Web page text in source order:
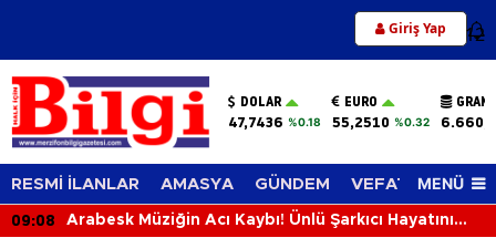
Giriş Yap 12
DOLAR
47,7436 %0.18
EURO
55,2510 %0.32
RESMİ İLANLAR AMASYA GÜNDEM VEFAT EDENLER
MENÜ
09:08
Arabesk Müziğin Acı Kaybı! Ünlü Şarkıcı Hayatını